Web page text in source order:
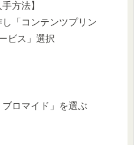
方法】
「コンテンツプリン
ビス」選択
ロマイド」を選ぶ